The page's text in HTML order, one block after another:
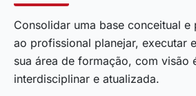
Consolidar uma base conceitual e
ao profissional planejar, executar
sua área de formação, com visão
interdisciplinar e atualizada.